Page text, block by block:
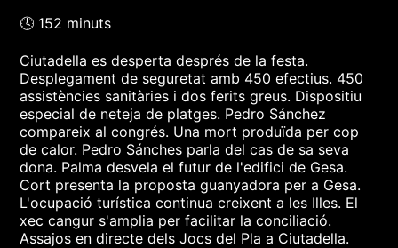
🕓 152 minuts
Ciutadella es desperta després de la festa.
Desplegament de seguretat amb 450 efectius. 450
assistències sanitàries i dos ferits greus. Dispositiu
especial de neteja de platges. Pedro Sánchez
compareix al congrés. Una mort produïda per cop
de calor. Pedro Sánches parla del cas de sa seva
dona. Palma desvela el futur de l'edifici de Gesa.
Cort presenta la proposta guanyadora per a Gesa.
L'ocupació turística continua creixent a les Illes. El
xec cangur s'amplia per facilitar la conciliació.
Assajos en directe dels Jocs del Pla a Ciutadella.